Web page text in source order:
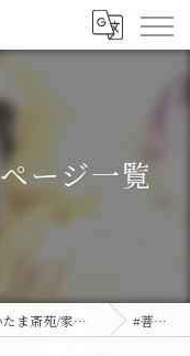
ージ一覧
さいたまの葬儀 家族葬 一日葬ならさいたま斎苑/家族葬ホールさくら草会館 #菩提寺